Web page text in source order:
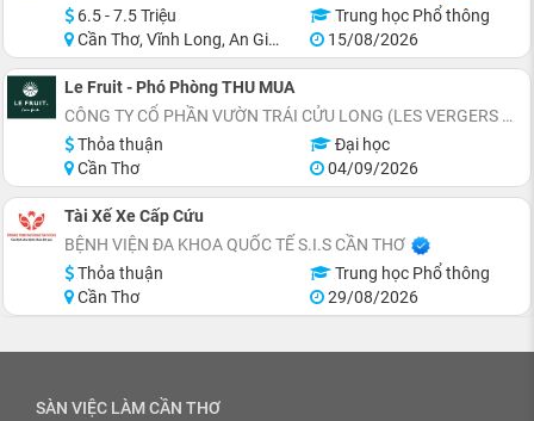
6.5 - 7.5 Triệu
Trung học Phổ thông
Cần Thơ, Vĩnh Long, An Giang, Kiên Giang, Hậu Giang
15/08/2026
Le Fruit - Phó Phòng THU MUA
CÔNG TY CỔ PHẦN VƯỜN TRÁI CỬU LONG (LES VERGERS DU MÉKONG)
Thỏa thuận
Đại học
Cần Thơ
04/09/2026
Tài Xế Xe Cấp Cứu
BỆNH VIỆN ĐA KHOA QUỐC TẾ S.I.S CẦN THƠ
Thỏa thuận
Trung học Phổ thông
Cần Thơ
29/08/2026
SÀN VIỆC LÀM CẦN THƠ